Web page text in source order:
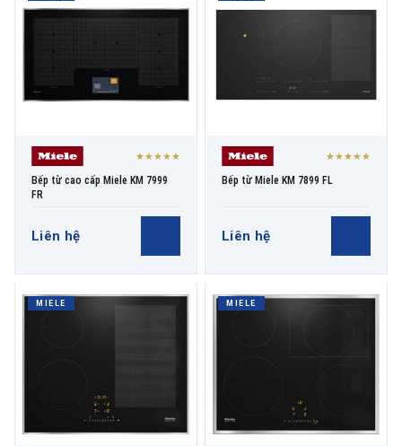
★★★★★
Bếp từ cao cấp Miele KM 7999
FR
Liên hệ
★★★★★
Bếp từ Miele KM 7899 FL
Liên hệ
MIELE MIELE